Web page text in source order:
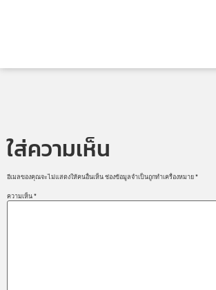
ใส่ความเห็น
อีเมลของคุณจะไม่แสดงให้คนอื่นเห็นช่องข้อมูลจำเป็นถูกทำเครื่องหมาย*
ความเห็น*